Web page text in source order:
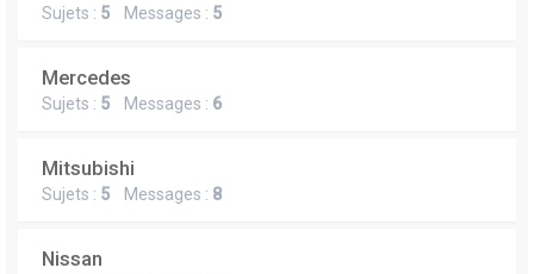
Sujets : 5 Messages : 5
Mercedes
Sujets : 5 Messages : 6
Mitsubishi
Sujets : 5 Messages : 8
Nissan